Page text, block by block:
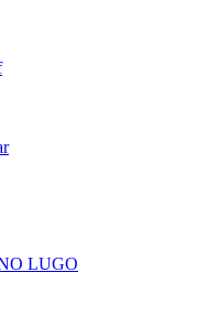
LUGO